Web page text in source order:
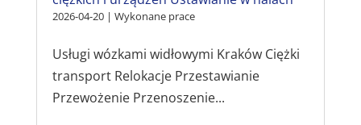
2026-04-20| Wykonane prace
Usługi wózkami widłowymi Kraków Ciężki
transport Relokacje Przestawianie
Przewożenie Przenoszenie...